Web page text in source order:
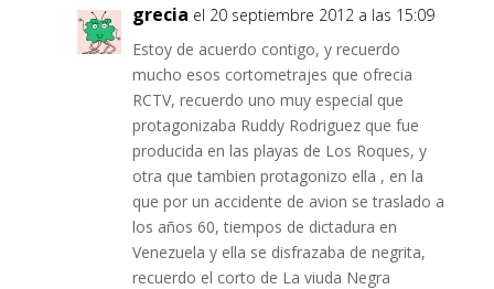
grecia el 20 septiembre 2012 a las 15:09
Estoy de acuerdo contigo, y recuerdo
mucho esos cortometrajes que ofrecia
RCTV, recuerdo uno muy especial que
protagonizaba Ruddy Rodriguez que fue
producida en las playas de Los Roques, y
otra que tambien protagonizo ella , en la
que por un accidente de avion se traslado a
los años 60, tiempos de dictadura en
Venezuela y ella se disfrazaba de negrita,
recuerdo el corto de La viuda Negra